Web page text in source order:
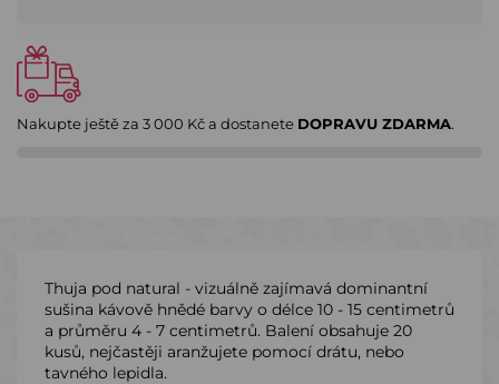
Nakupte ještě za 3 000 Kča dostanete DOPRAVU ZDARMA.
Thuja pod natural - vizuálně zajímavá dominantní
sušina kávově hnědé barvy o délce 10 - 15 centimetrů
a průměru 4 - 7 centimetrů. Balení obsahuje 20
kusů, nejčastěji aranžujete pomocí drátu, nebo
tavného lepidla.